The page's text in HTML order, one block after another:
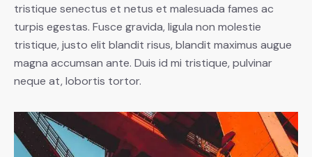
tristique senectus et netus et malesuada fames ac
turpis egestas. Fusce gravida, ligula non molestie
tristique, justo elit blandit risus, blandit maximus augue
magna accumsan ante. Duis id mi tristique, pulvinar
neque at, lobortis tortor.